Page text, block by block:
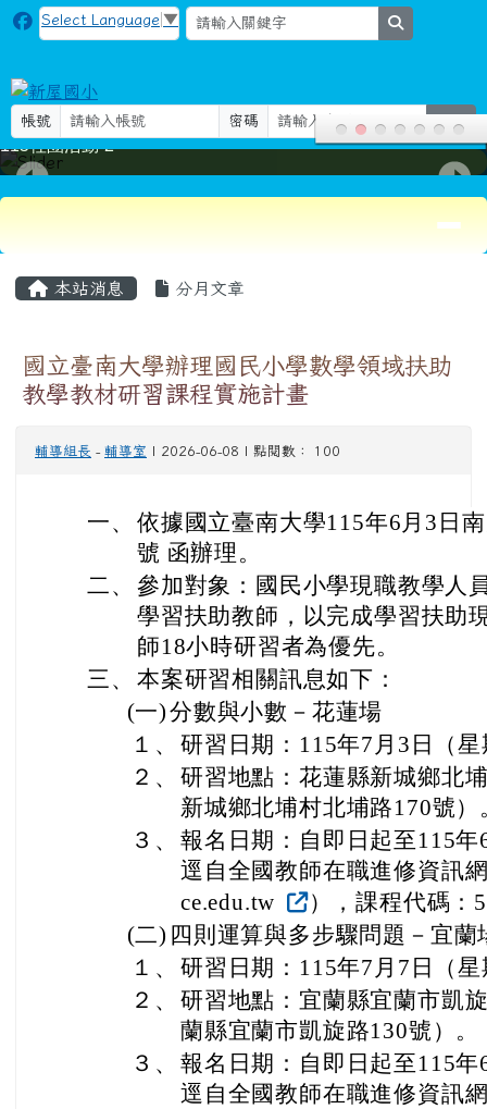
跳至主內容區
新屋國小
Select Language ▼
帳號 密碼 登入
115社團活動-2
本站消息 分月文章
國立臺南大學辦理國民小學數學領域扶助
教學教材研習課程實施計畫
輔導組長 - 輔導室 | 2026-06-08 | 點閱數： 100
一、 依據國立臺南大學115年6月3日
號 函辦理。
二、 參加對象：國民小學現職教學人
學習扶助教師，以完成學習扶助
師18小時研習者為優先。
三、 本案研習相關訊息如下：
(一)分數與小數－花蓮場
１、 研習日期：115年7月3日（
２、 研習地點：花蓮縣新城鄉北
新城鄉北埔村北埔路170號）
３、 報名日期：自即日起至115
逕自全國教師在職進修資訊
ce.edu.tw
），課程代碼：
(二) 四則運算與多步驟問題－宜蘭
１、 研習日期：115年7月7日（
２、 研習地點：宜蘭縣宜蘭市凱
蘭縣宜蘭市凱旋路130號）。
３、 報名日期：自即日起至115
逕自全國教師在職進修資訊